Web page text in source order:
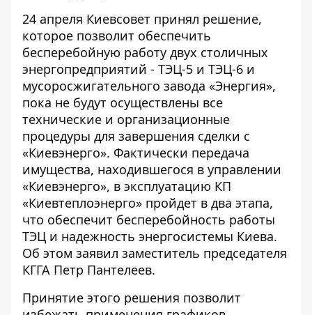
24 апреля Киевсовет принял решение,
которое позволит обеспечить
бесперебойную работу двух столичных
энергопредприятий - ТЭЦ-5 и ТЭЦ-6 и
мусоросжигательного завода «Энергия»,
пока не будут осуществлены все
технические и организационные
процедуры для завершения сделки с
«Киевэнерго». Фактически передача
имущества, находившегося в управлении
«Киевэнерго», в эксплуатацию КП
«Киевтеплоэнерго» пройдет в два этапа,
что обеспечит бесперебойность работы
ТЭЦ и надежность энергосистемы Киева.
Об этом заявил заместитель председателя
КГГА Петр Пантелеев.
Принятие этого решения позволит